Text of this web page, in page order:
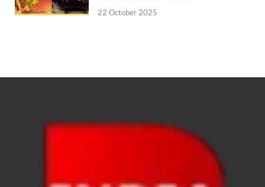
UP Road Safty: सड़क सुरक्षा के लिए मुख्यमंत्री का 4-ई
Anil Vij Statement: कांग्रेस का अविश्वास प्रस्ताव सदन
Bihar NDA MP: बिहार एनडीए सांसदों ने बीजेपी राष्ट्रीय
VB G Ram G Bill: बिल फाड़ना लोकतंत्र की हत्या –
22 October 2025